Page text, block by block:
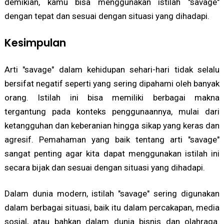
demikian, kamu bisa menggunakan istilah "savage"
dengan tepat dan sesuai dengan situasi yang dihadapi.
Kesimpulan
Arti "savage" dalam kehidupan sehari-hari tidak selalu
bersifat negatif seperti yang sering dipahami oleh banyak
orang. Istilah ini bisa memiliki berbagai makna
tergantung pada konteks penggunaannya, mulai dari
ketangguhan dan keberanian hingga sikap yang keras dan
agresif. Pemahaman yang baik tentang arti "savage"
sangat penting agar kita dapat menggunakan istilah ini
secara bijak dan sesuai dengan situasi yang dihadapi.
Dalam dunia modern, istilah "savage" sering digunakan
dalam berbagai situasi, baik itu dalam percakapan, media
sosial, atau bahkan dalam dunia bisnis dan olahraga.